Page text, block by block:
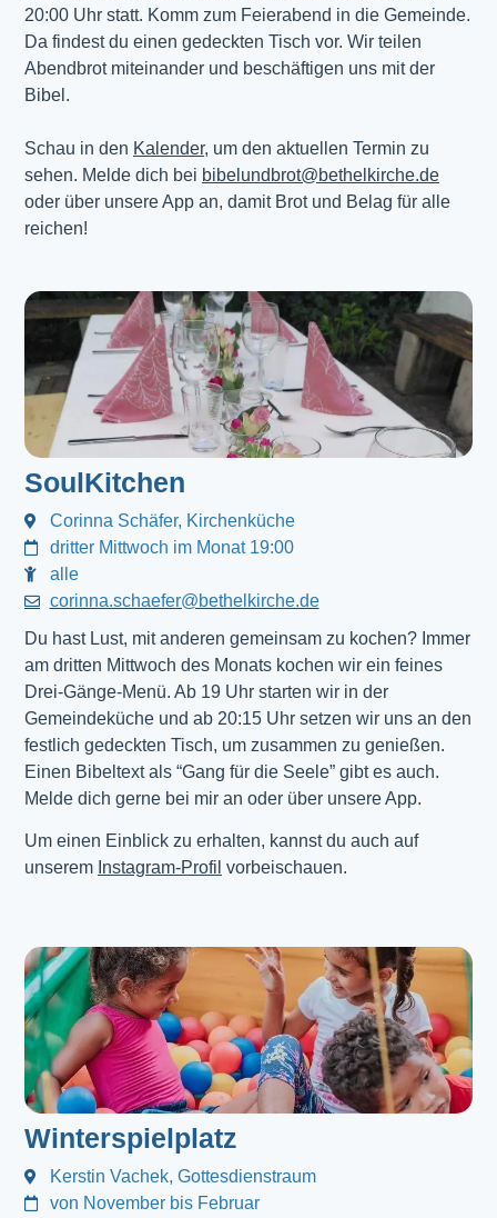
20:00 Uhr statt. Komm zum Feierabend in die Gemeinde.
Da findest du einen gedeckten Tisch vor. Wir teilen
Abendbrot miteinander und beschäftigen uns mit der
Bibel.
Schau in den Kalender, um den aktuellen Termin zu
sehen. Melde dich bei bibelundbrot@bethelkirche.de
oder über unsere App an, damit Brot und Belag für alle
reichen!
SoulKitchen
Corinna Schäfer, Kirchenküche
dritter Mittwoch im Monat 19:00
alle
corinna.schaefer@bethelkirche.de
Du hast Lust, mit anderen gemeinsam zu kochen? Immer
am dritten Mittwoch des Monats kochen wir ein feines
Drei-Gänge-Menü. Ab 19 Uhr starten wir in der
Gemeindeküche und ab 20:15 Uhr setzen wir uns an den
festlich gedeckten Tisch, um zusammen zu genießen.
Einen Bibeltext als “Gang für die Seele” gibt es auch.
Melde dich gerne bei mir an oder über unsere App.
Um einen Einblick zu erhalten, kannst du auch auf
unserem Instagram-Profil vorbeischauen.
Winterspielplatz
Kerstin Vachek, Gottesdienstraum
von November bis Februar